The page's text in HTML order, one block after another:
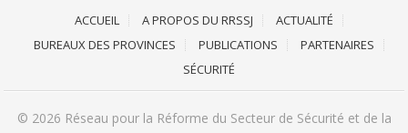
ACCUEIL A PROPOS DU RRSSJ
ACTUALITÉ
BUREAUX DES PROVINCES
PUBLICATIONS
PARTENAIRES
SÉCURITÉ
© 2026 Réseau pour la Réforme du Secteur de Sécurité et de la